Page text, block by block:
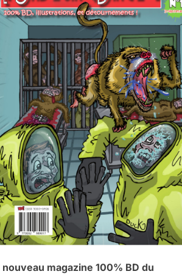
nouveau magazine 100% BD du